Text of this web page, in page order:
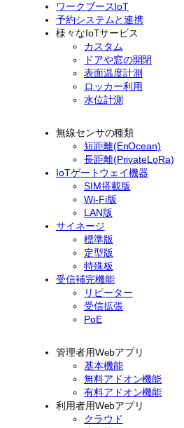
ワークブースIoT
予約システムと連携
様々なIoTサービス
カスタム
ドアや窓の開閉
表面温度計測
ロッカー利用
水位計測
無線センサの種類
短距離(EnOcean)
長距離(PrivateLoRa)
IoTゲートウェイ機器
SIM搭載版
Wi-Fi版
LAN版
サイネージ
標準版
定型版
特殊板
受信補完機能
リピーター
受信拡張
PoE
管理者用Webアプリ
基本機能
無料アドオン機能
有料アドオン機能
利用者用Webアプリ
クラウド